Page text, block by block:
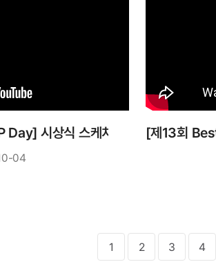
시상식 스케치 영상
04
[제13회
1 2 3 4